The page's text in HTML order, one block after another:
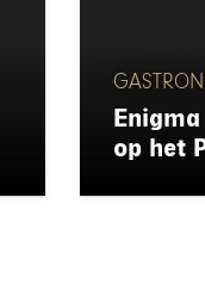
op het